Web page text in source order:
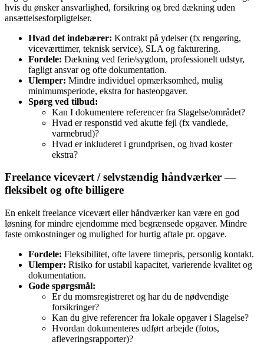
hvis du ønsker ansvarlighed, forsikring og bred dækning uden
ansættelsesforpligtelser.
Hvad det indebærer: Kontrakt på ydelser (fx rengøring,
viceværttimer, teknisk service), SLA og fakturering.
Fordele: Dækning ved ferie/sygdom, professionelt udstyr,
fagligt ansvar og ofte dokumentation.
Ulemper: Mindre individuel opmærksomhed, mulig
minimumsperiode, ekstra for hasteopgaver.
Spørg ved tilbud:
Kan I dokumentere referencer fra Slagelse/området?
Hvad er responstid ved akutte fejl (fx vandlede,
varmebrud)?
Hvad er inkluderet i grundprisen, og hvad koster
ekstra?
Freelance vicevært / selvstændig håndværker —
fleksibelt og ofte billigere
En enkelt freelance vicevært eller håndværker kan være en god
løsning for mindre ejendomme med begrænsede opgaver. Mindre
faste omkostninger og mulighed for hurtig aftale pr. opgave.
Fordele: Fleksibilitet, ofte lavere timepris, personlig kontakt.
Ulemper: Risiko for ustabil kapacitet, varierende kvalitet og
dokumentation.
Gode spørgsmål:
Er du momsregistreret og har du de nødvendige
forsikringer?
Kan du give referencer fra lokale opgaver i Slagelse?
Hvordan dokumenteres udført arbejde (fotos,
afleveringsrapporter)?